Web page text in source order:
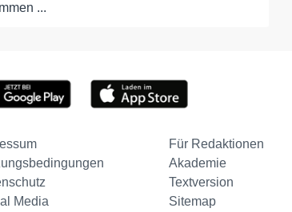
...
Für Redaktionen
Akademie
Textversion
Media
Sitemap